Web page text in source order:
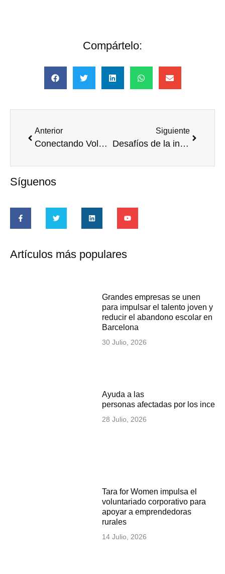
Compártelo:
Anterior
Conectando Voluntades: Mirada 360º al voluntariado corporativo
Siguiente
Desafíos de la intervención no presencial y cómo superarlos
Síguenos
Artículos más populares
Grandes empresas se unen
para impulsar el talento joven y
reducir el abandono escolar en
Barcelona
30 Julio, 2026
Ayuda a las
personas afectadas por los
28 Julio, 2026
Tara for Women impulsa el
voluntariado corporativo para
apoyar a emprendedoras
rurales
14 Julio, 2026